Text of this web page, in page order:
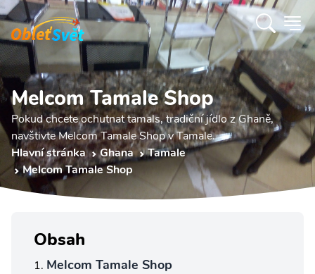
Melcom Tamale Shop
Pokud chcete ochutnat tamals, tradiční jídlo z Ghaně,
navštivte Melcom Tamale Shop v Tamale.
Hlavní stránka
Ghana
Tamale
Melcom Tamale Shop
Obsah
Melcom Tamale Shop